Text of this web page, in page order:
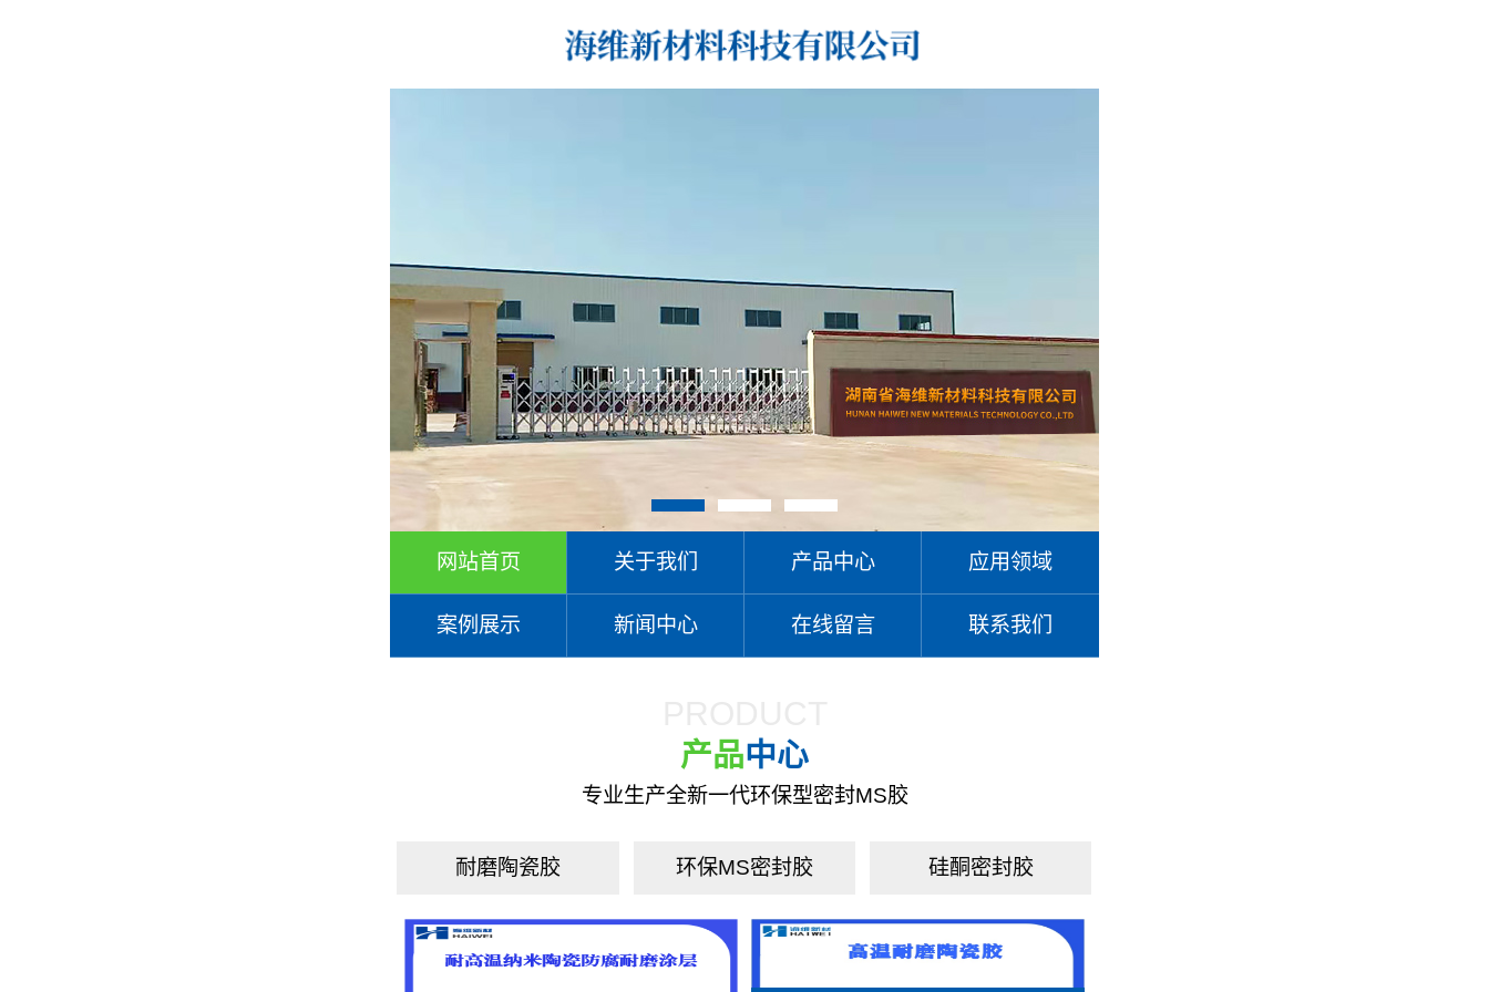
网站首页 关于我们 产品中心 应用领域
案例展示 新闻中心 在线留言 联系我们
产品中心
专业生产全新一代环保型密封MS胶
耐磨陶瓷胶 环保MS密封胶 硅酮密封胶